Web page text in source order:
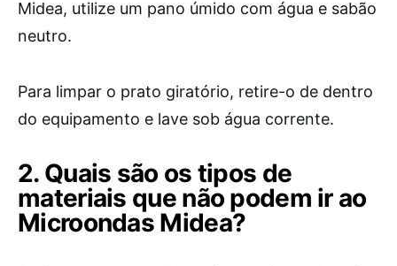
Midea, utilize um pano úmido com água e sabão
neutro.
Para limpar o prato giratório, retire-o de dentro
do equipamento e lave sob água corrente.
2. Quais são os tipos de
materiais que não podem ir ao
Microondas Midea?